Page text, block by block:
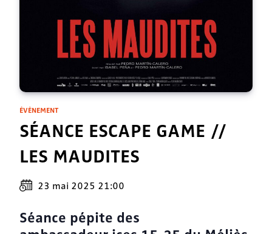
ÉVÈNEMENT
SÉANCE ESCAPE GAME //
LES MAUDITES
23 mai 2025 21:00
Séance pépite des